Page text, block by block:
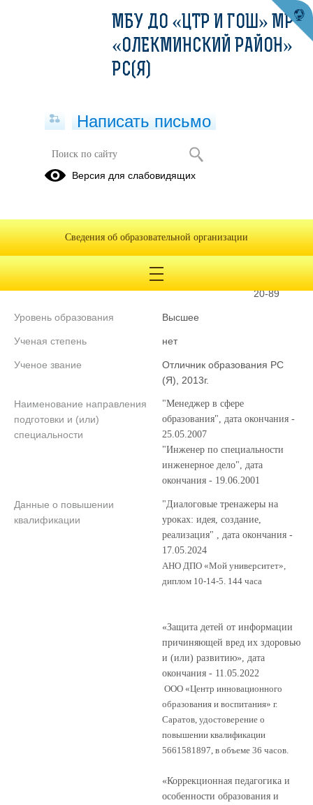
Педагог дополнительного
образования, Педагог-
Анастасия
Николаевна
Телефон
8(41138)4-
20-89
Уровень образования Высшее
Ученая степень нет
Ученое звание
Отличник образования РС
(Я), 2013г.
Наименование направления
подготовки и (или)
специальности
"Менеджер в сфере
образования", дата окончания -
25.05.2007
"Инженер по специальности
инженерное дело", дата
окончания - 19.06.2001
Данные о повышении
квалификации
"Диалоговые тренажеры на
уроках: идея, создание,
реализация" , дата окончания -
17.05.2024
АНО ДПО «Мой университет»,
диплом 10-14-5. 144 часа
«Защита детей от информации
причиняющей вред их здоровью
и (или) развитию», дата
окончания - 11.05.2022
ООО «Центр инновационного
образования и воспитания» г.
Саратов, удостоверение о
повышении квалификации
5661581897, в объеме 36 часов.
«Коррекционная педагогика и
особенности образования и
МБУ ДО «ЦТР И ГОШ» МР
«ОЛЕКМИНСКИЙ РАЙОН»
РС(Я)
Написать письмо
Версия для слабовидящих
Сведения об образовательной организации